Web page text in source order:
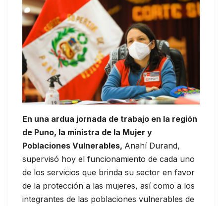
En una ardua jornada de trabajo en la región
de Puno, la ministra de la Mujer y
Poblaciones Vulnerables, Anahí Durand,
supervisó hoy el funcionamiento de cada uno
de los servicios que brinda su sector en favor
de la protección a las mujeres, así como a los
integrantes de las poblaciones vulnerables de